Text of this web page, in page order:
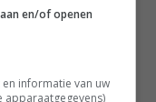
Varkenshouderij
hun
het Brabantse Bergen op
en/of openen
informatie van uw
apparaatgegevens)